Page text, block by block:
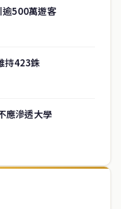
逾500萬遊客
持423銖
應滲透大學
中文新聞媒體，致力於